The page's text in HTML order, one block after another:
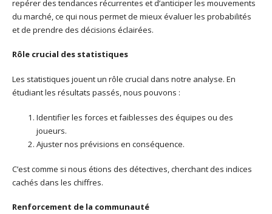
repérer des tendances récurrentes et d’anticiper les mouvements
du marché, ce qui nous permet de mieux évaluer les probabilités
et de prendre des décisions éclairées.
Rôle crucial des statistiques
Les statistiques jouent un rôle crucial dans notre analyse. En
étudiant les résultats passés, nous pouvons :
Identifier les forces et faiblesses des équipes ou des
joueurs.
Ajuster nos prévisions en conséquence.
C’est comme si nous étions des détectives, cherchant des indices
cachés dans les chiffres.
Renforcement de la communauté